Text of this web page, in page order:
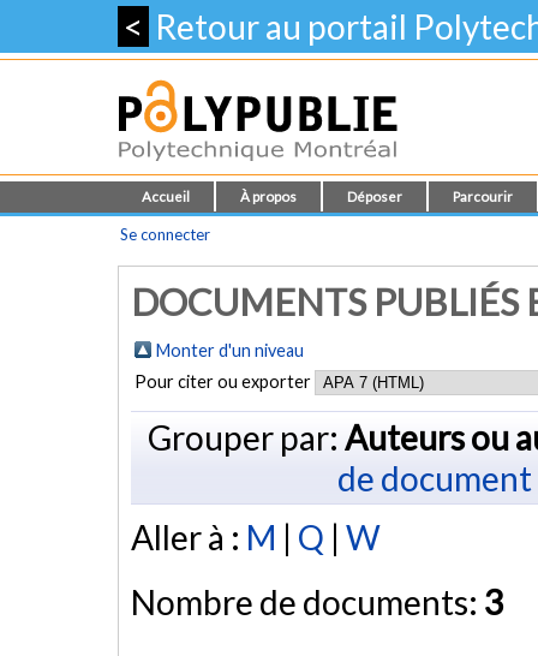
< Retour au portail
Accueil À propos Déposer Parcourir
Se connecter
DOCUMENTS PUBLIÉS
Monter d'un niveau
Pour citer ou exporter
Grouper par: Auteurs ou
de document
Aller à : M | Q | W
Nombre de documents: 3